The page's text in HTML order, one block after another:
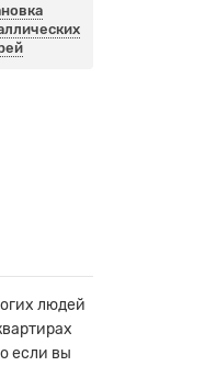
людей
если вы